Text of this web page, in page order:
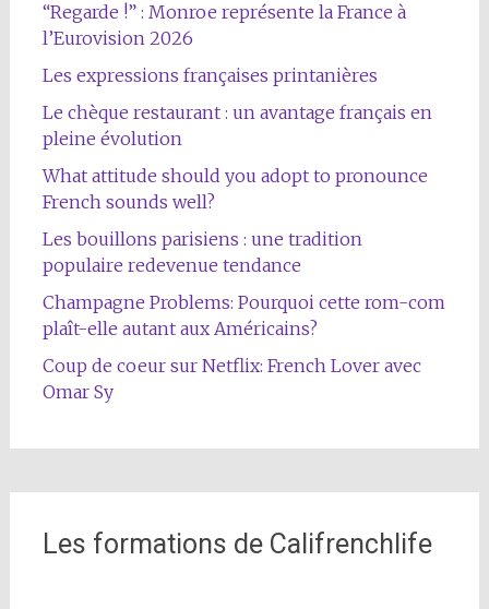
“Regarde !” : Monroe représente la France à
l’Eurovision 2026
Les expressions françaises printanières
Le chèque restaurant : un avantage français en
pleine évolution
What attitude should you adopt to pronounce
French sounds well?
Les bouillons parisiens : une tradition
populaire redevenue tendance
Champagne Problems: Pourquoi cette rom-com
plaît-elle autant aux Américains?
Coup de coeur sur Netflix: French Lover avec
Omar Sy
Les formations de Califrenchlife